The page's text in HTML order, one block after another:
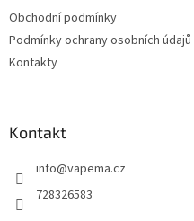
Obchodní podmínky
Podmínky ochrany osobních údajů
Kontakty
Kontakt
info@vapema.cz
728326583